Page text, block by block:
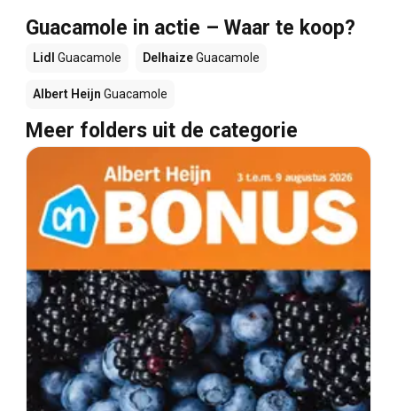
Guacamole in actie – Waar te koop?
Lidl Guacamole DelhaizeGuacamole
Albert Heijn Guacamole
Meer folders uit de categorie